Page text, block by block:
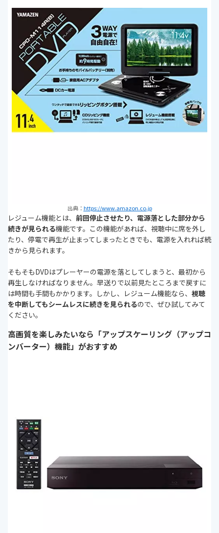
出典： https://www.amazon.co.jp
レジューム機能とは、 前回停止させたり、電源落とした部分から
続きが見られる機能です。この機能があれば、視聴中に席を外し
たり、停電で再生が止まってしまったときでも、電源を入れれば続
きから見られます。
そもそもDVDはプレーヤーの電源を落としてしまうと、最初から
再生しなければなりません。早送りで以前見たところまで戻すに
は時間も手間もかかります。しかし、レジューム機能なら、 視聴
を中断してもシームレスに続きを見られるので、ぜひ試してみて
ください。
高画質を楽しみたいなら「アップスケーリング（アップコ
ンバーター）機能」がおすすめ